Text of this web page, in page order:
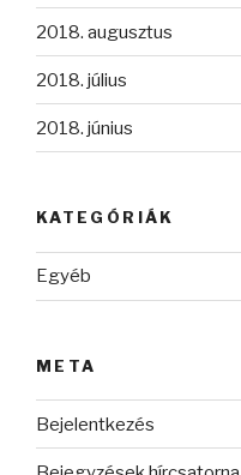
2018. augusztus
2018. július
2018. június
KATEGÓRIÁK
Egyéb
META
Bejelentkezés